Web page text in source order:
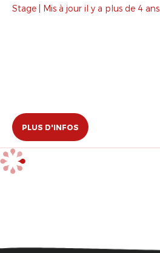
Stage | Mis à jour il y a plus de 4 ans.
PLUS D'INFOS